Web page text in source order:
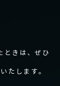
ときは、ぜひ
たします。